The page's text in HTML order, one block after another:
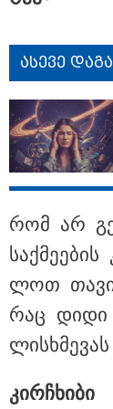
23:04 / 09-08-2026
ცნობილია,
ზომისა და
ასევე
რომ არ
ლოთ
რაც დიდი
კირჩხი­ბი